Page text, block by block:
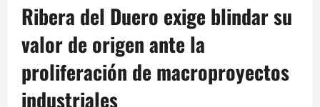
Ribera del Duero exige blindar su
valor de origen ante la
proliferación de macroproyectos
industriales